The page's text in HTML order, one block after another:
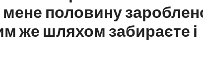
мене половину
же шляхом забираєте і